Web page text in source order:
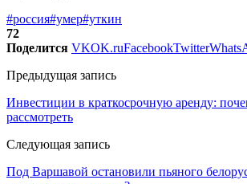
#россия#умер#уткин
72
Поделится VKOK.ruFacebookTwitter
Предыдущая запись
Инвестиции в краткосрочную аренду:
рассмотреть
Следующая запись
Под Варшавой остановили пьяного